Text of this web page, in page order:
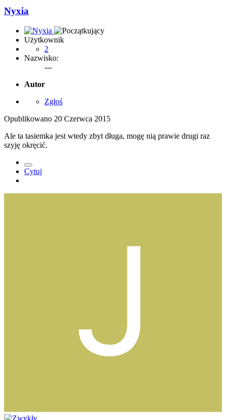
Nyxia
Użytkownik
2
Nazwisko:
---
Autor
Zgłoś
Opublikowano 20 Czerwca 2015
Ale ta tasiemka jest wtedy zbyt długa, mogę nią prawie drugi raz
szyję okręcić.
Cytuj